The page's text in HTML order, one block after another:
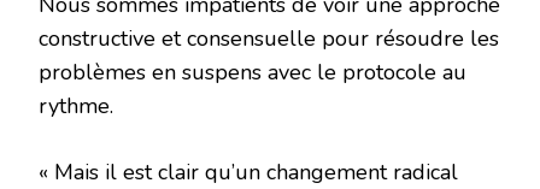
constructive et consensuelle pour résoudre les
problèmes en suspens avec le protocole au
rythme.
« Mais il est clair qu’un changement radical